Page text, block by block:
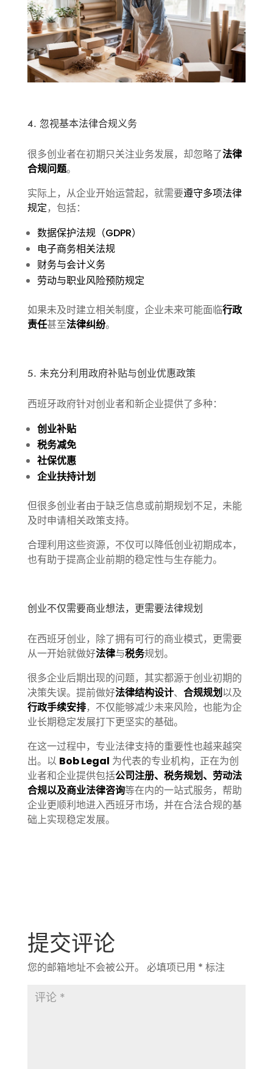
4. 忽视基本法律合规义务
很多创业者在初期只关注业务发展，却忽略了法律
合规问题。
实际上，从企业开始运营起，就需要遵守多项法律
规定，包括：
数据保护法规（GDPR）
电子商务相关法规
财务与会计义务
劳动与职业风险预防规定
如果未及时建立相关制度，企业未来可能面临行政
责任甚至法律纠纷。
5. 未充分利用政府补贴与创业优惠政策
西班牙政府针对创业者和新企业提供了多种：
创业补贴
税务减免
社保优惠
企业扶持计划
但很多创业者由于缺乏信息或前期规划不足，未能
及时申请相关政策支持。
合理利用这些资源，不仅可以降低创业初期成本，
也有助于提高企业前期的稳定性与生存能力。
创业不仅需要商业想法，更需要法律规划
在西班牙创业，除了拥有可行的商业模式，更需要
从一开始就做好法律与税务规划。
很多企业后期出现的问题，其实都源于创业初期的
决策失误。提前做好法律结构设计、 合规规划以及
行政手续安排，不仅能够减少未来风险，也能为企
业长期稳定发展打下更坚实的基础。
在这一过程中，专业法律支持的重要性也越来越突
出。以 Bob Legal 为代表的专业机构，正在为创
业者和企业提供包括公司注册、税务规划、劳动法
合规以及商业法律咨询等在内的一站式服务，帮助
企业更顺利地进入西班牙市场，并在合法合规的基
础上实现稳定发展。
提交评论
您的邮箱地址不会被公开。 必填项已用 * 标注